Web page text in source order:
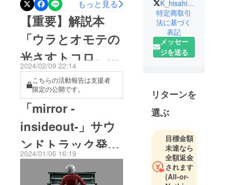
解説本がついに完成いたし
ました！リリース延期もあ
り、大変大変お待たせ致し
ました……解説本「ウラと
オモテの光さすトコ
ロ。」 クリア表紙＋箔押し
仕様／40P／全ページフル
カラー完成品の購入方法
BOOTH より 通販開始いた
しました！この機会に是非
是非どうぞよろしくお願い
します！2024/2/25 コミティ
もっと見る
【重要】解説本
「ウラとオモテの
光さすトコロ。」
完成＆リターン送
付について
2024/02/09 22:14
こちらの活動報告は支援者
限定の公開です。
「mirror -
insideout-」サウ
ンドトラック発
売！
2024/01/06 16:19
K_hisahito__
特定商取引
法に基づく
表記
メッセー
ジを送る
リターンを
選ぶ
目標金額
未達なら
全額返金
されます
(All-or-